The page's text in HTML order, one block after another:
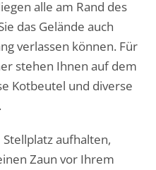
alle am Rand des
das Gelände auch
verlassen können. Für
stehen Ihnen auf dem
Kotbeutel und diverse
aufhalten,
Zaun vor Ihrem